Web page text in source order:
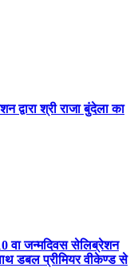
द्वारा श्री राजा बुंदेला का
वा जन्मदिवस सेलिब्रेशन
डबल प्रीमियर वीकेण्ड से